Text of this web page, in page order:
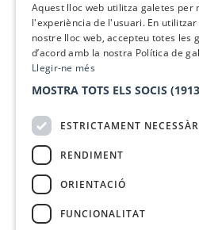
Comunicacions
Anuncia’t
Vull rebre la newsletter
Amb el suport de
Aquest lloc web utilitza galetes per
l'experiència de l'usuari. En utilitzar
nostre lloc web, accepteu totes les
d’acord amb la nostra Política de
Llegir-ne més
MOSTRA TOTS ELS SOCIS
ESTRICTAMENT
RENDIMENT
ORIENTACIÓ
FUNCIONALITAT